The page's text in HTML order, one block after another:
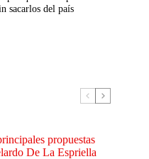
sacarlos del país
propuestas
De La Espriella